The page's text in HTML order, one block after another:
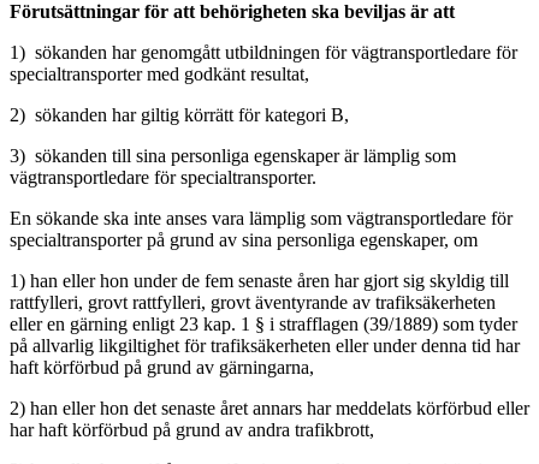
Förutsättningar för att behörigheten ska beviljas är att
1) sökanden har genomgått utbildningen för vägtransportledare för
specialtransporter med godkänt resultat,
2) sökanden har giltig körrätt för kategori B,
3) sökanden till sina personliga egenskaper är lämplig som
vägtransportledare för specialtransporter.
En sökande ska inte anses vara lämplig som vägtransportledare för
specialtransporter på grund av sina personliga egenskaper, om
1) han eller hon under de fem senaste åren har gjort sig skyldig till
rattfylleri, grovt rattfylleri, grovt äventyrande av trafiksäkerheten
eller en gärning enligt 23 kap. 1 § i strafflagen (39/1889) som tyder
på allvarlig likgiltighet för trafiksäkerheten eller under denna tid har
haft körförbud på grund av gärningarna,
2) han eller hon det senaste året annars har meddelats körförbud eller
har haft körförbud på grund av andra trafikbrott,